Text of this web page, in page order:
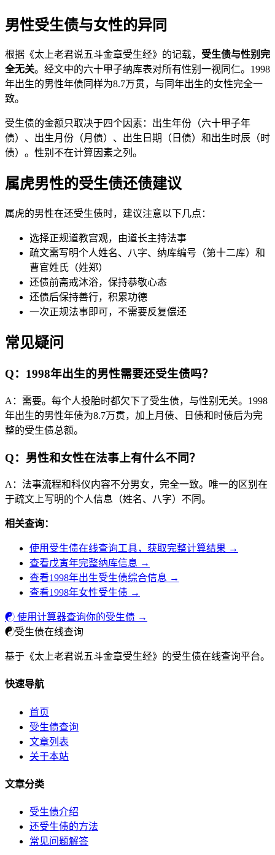
男性受生债与女性的异同
根据《太上老君说五斗金章受生经》的记载， 受生债与性别完
全无关。经文中的六十甲子纳库表对所有性别一视同仁。1998
年出生的男性年债同样为8.7万贯，与同年出生的女性完全一
致。
受生债的金额只取决于四个因素：出生年份（六十甲子年
债）、出生月份（月债）、出生日期（日债）和出生时辰（时
债）。性别不在计算因素之列。
属虎男性的受生债还债建议
属虎的男性在还受生债时，建议注意以下几点：
选择正规道教宫观，由道长主持法事
疏文需写明个人姓名、八字、纳库编号（第十二库）和
曹官姓氏（姓郑）
还债前斋戒沐浴，保持恭敬心态
还债后保持善行，积累功德
一次正规法事即可，不需要反复偿还
常见疑问
Q：1998年出生的男性需要还受生债吗？
A：需要。每个人投胎时都欠下了受生债，与性别无关。1998
年出生的男性年债为8.7万贯，加上月债、日债和时债后为完
整的受生债总额。
Q：男性和女性在法事上有什么不同？
A：法事流程和科仪内容不分男女，完全一致。唯一的区别在
于疏文上写明的个人信息（姓名、八字）不同。
相关查询：
使用受生债在线查询工具，获取完整计算结果 →
查看戊寅年完整纳库信息 →
查看1998年出生受生债综合信息 →
查看1998年女性受生债 →
☯ 使用计算器查询你的受生债 →
☯受生债在线查询
基于《太上老君说五斗金章受生经》的受生债在线查询平台。
快速导航
首页
受生债查询
文章列表
关于本站
文章分类
受生债介绍
还受生债的方法
常见问题解答